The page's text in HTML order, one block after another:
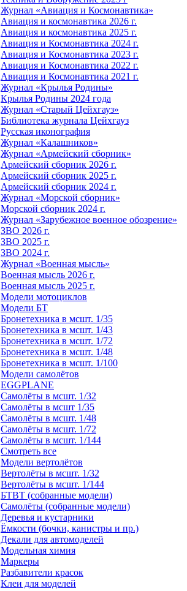
Журнал «Авиация и Космонавтика»
Авиация и космонавтика 2026 г.
Авиация и космонавтика 2025 г.
Авиация и Космонавтика 2024 г.
Авиация и Космонавтика 2023 г.
Авиация и Космонавтика 2022 г.
Авиация и Космонавтика 2021 г.
Журнал «Крылья Родины»
Крылья Родины 2024 года
Журнал «Старый Цейхгауз»
Библиотека журнала Цейхгауз
Русская иконография
Журнал «Калашников»
Журнал «Армейский сборник»
Армейский сборник 2026 г.
Армейский сборник 2025 г.
Армейский сборник 2024 г.
Журнал «Морской сборник»
Морской сборник 2024 г.
Журнал «Зарубежное военное обозрение»
ЗВО 2026 г.
ЗВО 2025 г.
ЗВО 2024 г.
Журнал «Военная мысль»
Военная мысль 2026 г.
Военная мысль 2025 г.
Модели мотоциклов
Модели БТ
Бронетехника в мсшт. 1/35
Бронетехника в мсшт. 1/43
Бронетехника в мсшт. 1/72
Бронетехника в мсшт. 1/48
Бронетехника в мсшт. 1/100
Модели самолётов
EGGPLANE
Самолёты в мсшт. 1/32
Самолёты в мсшт 1/35
Самолёты в мсшт. 1/48
Самолёты в мсшт. 1/72
Самолёты в мсшт. 1/144
Смотреть все
Модели вертолётов
Вертолёты в мсшт. 1/32
Вертолёты в мсшт. 1/144
БТВТ (собранные модели)
Самолёты (собранные модели)
Деревья и кустарники
Ёмкости (бочки, канистры и пр.)
Декали для автомоделей
Модельная химия
Маркеры
Разбавители красок
Клеи для моделей